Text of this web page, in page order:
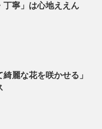
丁寧」は心地ええん
綺麗な花を咲かせる」